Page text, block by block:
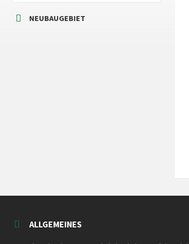
NEUBAUGEBIET
ALLGEMEINES